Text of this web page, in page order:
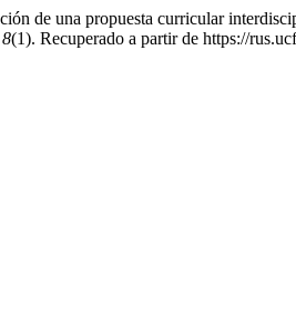
de una propuesta curricular
8(1). Recuperado a partir de https://